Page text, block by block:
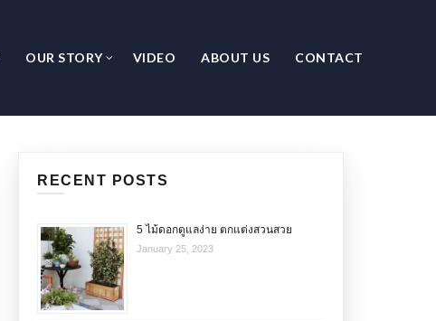
OUR STORY VIDEO ABOUT US CONTACT
RECENT POSTS
5 ไม้ดอกดูแลง่าย ตกแต่งสวนสวย
January 25, 2023